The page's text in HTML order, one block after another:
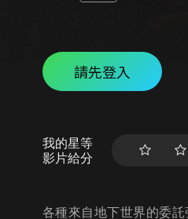
請先登入
我的星等
影片給分
各種來自地下世界的委